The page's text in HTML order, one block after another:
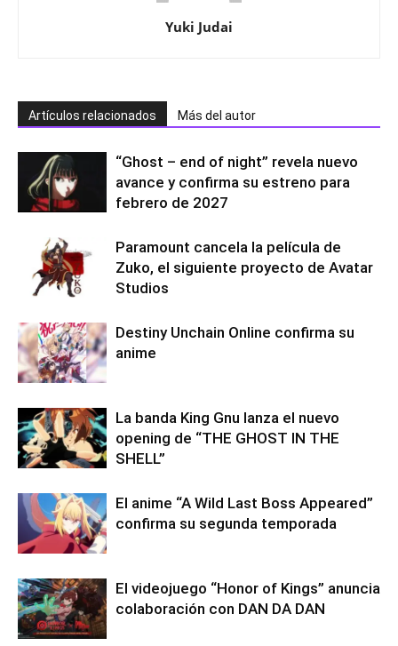
Yuki Judai
Artículos relacionados Más del autor
“Ghost – end of night” revela nuevo
avance y confirma su estreno para
febrero de 2027
Paramount cancela la película de
Zuko, el siguiente proyecto de Avatar
Studios
Destiny Unchain Online confirma su
anime
La banda King Gnu lanza el nuevo
opening de “THE GHOST IN THE
SHELL”
El anime “A Wild Last Boss Appeared”
confirma su segunda temporada
El videojuego “Honor of Kings” anuncia
colaboración con DAN DA DAN